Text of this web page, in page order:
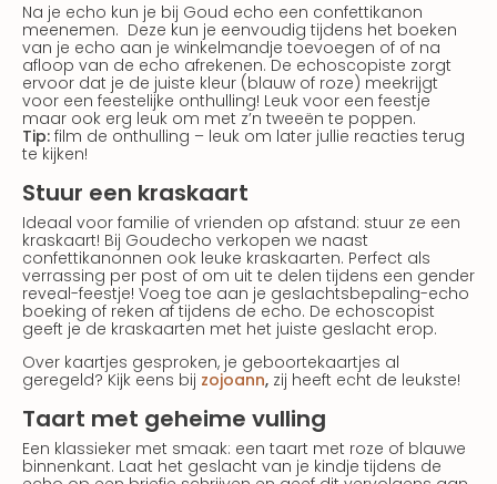
Na je echo kun je bij Goud echo een confettikanon
meenemen. Deze kun je eenvoudig tijdens het boeken
van je echo aan je winkelmandje toevoegen of of na
afloop van de echo afrekenen. De echoscopiste zorgt
ervoor dat je de juiste kleur (blauw of roze) meekrijgt
voor een feestelijke onthulling! Leuk voor een feestje
maar ook erg leuk om met z’n tweeën te poppen.
Tip: film de onthulling – leuk om later jullie reacties terug
te kijken!
Stuur een kraskaart
Ideaal voor familie of vrienden op afstand: stuur ze een
kraskaart! Bij Goudecho verkopen we naast
confettikanonnen ook leuke kraskaarten. Perfect als
verrassing per post of om uit te delen tijdens een gender
reveal-feestje! Voeg toe aan je geslachtsbepaling-echo
boeking of reken af tijdens de echo. De echoscopist
geeft je de kraskaarten met het juiste geslacht erop.
Over kaartjes gesproken, je geboortekaartjes al
geregeld? Kijk eens bij zojoann, zij heeft echt de leukste!
Taart met geheime vulling
Een klassieker met smaak: een taart met roze of blauwe
binnenkant. Laat het geslacht van je kindje tijdens de